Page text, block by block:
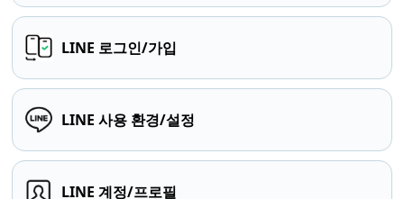
LINE 로그인/가입
LINE 사용 환경/설정
LINE 계정/프로필